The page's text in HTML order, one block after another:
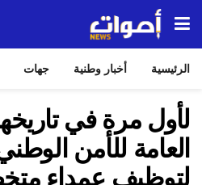
الرئيسية أخبار وطنية جهات
لأول مرة في
العامة للأمن
لتوظيف عمداء